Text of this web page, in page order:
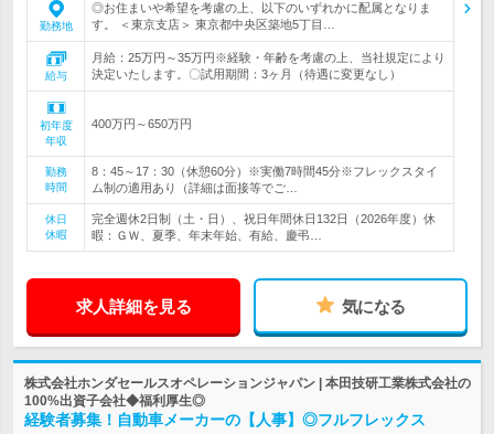
勤務地
◎お住まいや希望を考慮の上、以下のいずれかに配属となりま
す。 ＜東京支店＞ 東京都中央区築地5丁目…
給与
月給：25万円～35万円※経験・年齢を考慮の上、当社規定により
決定いたします。〇試用期間：3ヶ月（待遇に変更なし）
初年度
年収
400万円～650万円
勤務
時間
8：45～17：30（休憩60分）※実働7時間45分※フレックスタイ
ム制の適用あり（詳細は面接等でご…
休日
休暇
完全週休2日制（土・日）、祝日年間休日132日（2026年度）休
暇：ＧＷ、夏季、年末年始、有給、慶弔…
求人詳細を見る 気になる
株式会社ホンダセールスオペレーションジャパン | 本田技研工業株式会社の
100%出資子会社◆福利厚生◎
経験者募集！自動車メーカーの【人事】◎フルフレックス